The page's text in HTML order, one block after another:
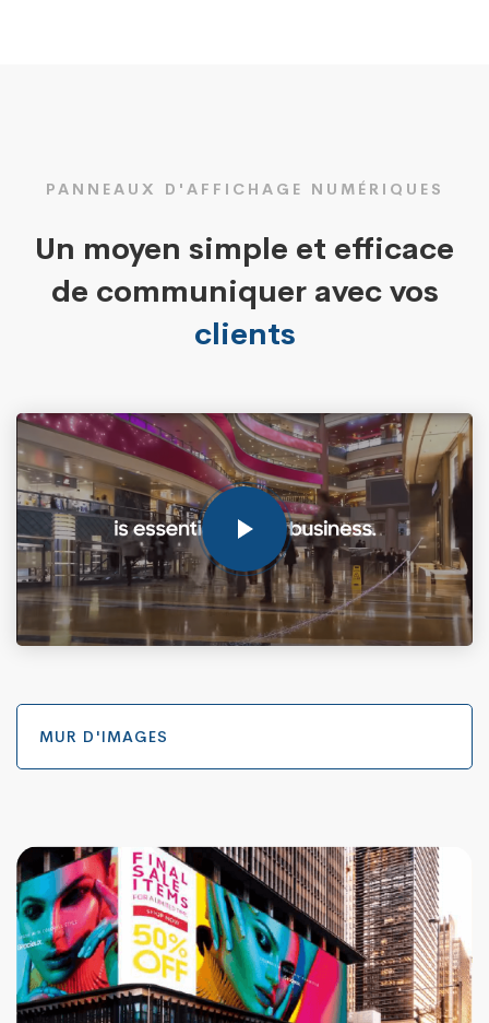
PANNEAUX D'AFFICHAGE NUMÉRIQUES
Un moyen simple et efficace
de communiquer avec vos
clients
MUR D'IMAGES